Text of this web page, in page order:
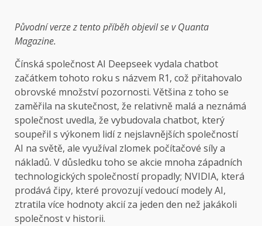
Původní verzez tento příběhobjevil se v Quanta
Magazine.
Čínská společnost AI Deepseek vydala chatbot
začátkem tohoto roku s názvem R1, což přitahovalo
obrovské množství pozornosti. Většina z toho se
zaměřila na skutečnost, že relativně malá a neznámá
společnost uvedla, že vybudovala chatbot, který
soupeřil s výkonem lidí z nejslavnějších společností
AI na světě, ale využíval zlomek počítačové síly a
nákladů. V důsledku toho se akcie mnoha západních
technologických společností propadly; NVIDIA, která
prodává čipy, které provozují vedoucí modely AI,
ztratila více hodnoty akcií za jeden den než jakákoli
společnost v historii.